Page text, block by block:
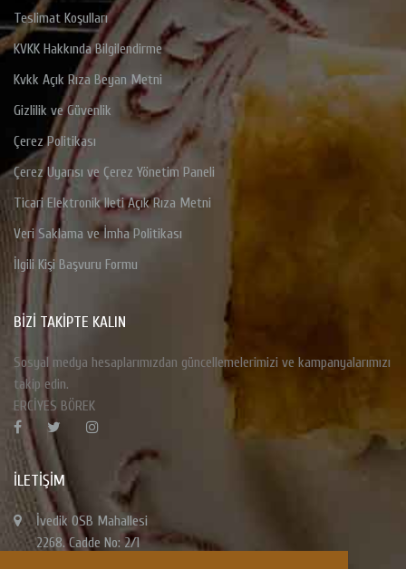
Teslimat Koşulları
KVKK Hakkında Bilgilendirme
Kvkk Açık Rıza Beyan Metni
Gizlilik ve Güvenlik
Çerez Politikası
Çerez Uyarısı ve Çerez Yönetim Paneli
Ticari Elektronik Ileti Açık Rıza Metni
Veri Saklama ve İmha Politikası
İlgili Kişi Başvuru Formu
BİZİ TAKİPTE KALIN
Sosyal medya hesaplarımızdan güncellemelerimizi ve kampanyalarımızı
takip edin.
ERCİYES BÖREK
İLETIŞIM
İvedik OSB Mahallesi
2268. Cadde No: 2/1